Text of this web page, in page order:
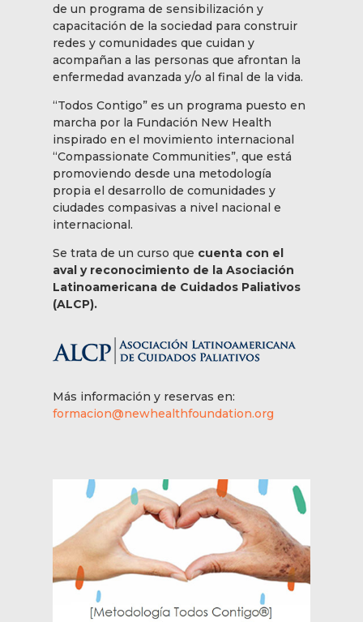
de un programa de sensibilización y
capacitación de la sociedad para construir
redes y comunidades que cuidan y
acompañan a las personas que afrontan la
enfermedad avanzada y/o al final de la vida.
“Todos Contigo” es un programa puesto en
marcha por la Fundación New Health
inspirado en el movimiento internacional
“Compassionate Communities”, que está
promoviendo desde una metodología
propia el desarrollo de comunidades y
ciudades compasivas a nivel nacional e
internacional.
Se trata de un curso que cuenta con el
aval y reconocimiento de la Asociación
Latinoamericana de Cuidados Paliativos
(ALCP).
Más información y reservas en:
formacion@newhealthfoundation.org